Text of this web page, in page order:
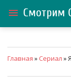
menu Смотрим
Главная » Сериал »